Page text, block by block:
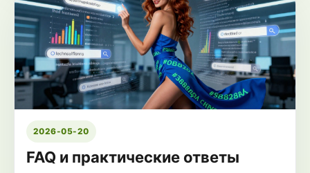
2026-05-20
FAQ и практические ответы